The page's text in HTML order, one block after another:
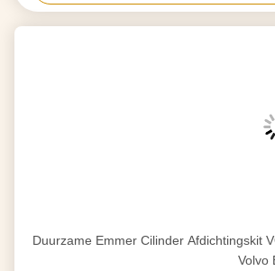
Duurzame Emmer Cilinder Afdichtingskit
Volvo